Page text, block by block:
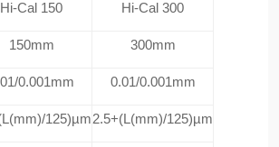
Hi-Cal 150 Hi-Cal 300
150mm 300mm
0.001mm 0.01/0.001mm
125)µm2.5+(L(mm)/125)µm